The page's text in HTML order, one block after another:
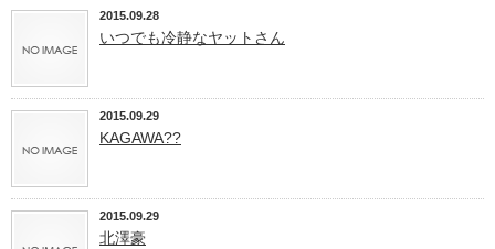
2015.09.28
いつでも冷静なヤットさん
2015.09.29
KAGAWA??
2015.09.29
北澤豪